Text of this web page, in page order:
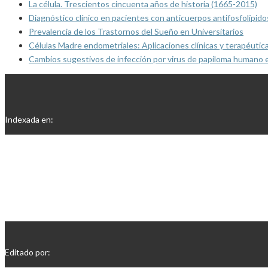
La célula. Trescientos cincuenta años de historia (1665-2015)
Diagnóstico clínico en pacientes con anticuerpos
Prevalencia de los Trastornos del Sueño en Universitarios
Células Madre endometriales: Aplicaciones clínicas y
Cambios sugestivos de infección por virus de papiloma
Indexada en:
Editado por: